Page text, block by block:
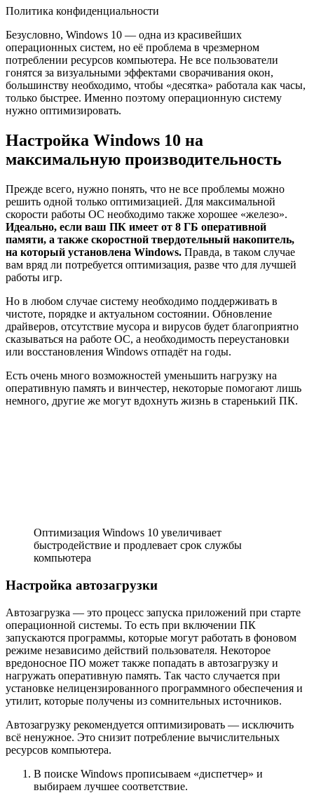
Политика конфиденциальности
Безусловно, Windows 10 — одна из красивейших
операционных систем, но её проблема в чрезмерном
потреблении ресурсов компьютера. Не все пользователи
гонятся за визуальными эффектами сворачивания окон,
большинству необходимо, чтобы «десятка» работала как часы,
только быстрее. Именно поэтому операционную систему
нужно оптимизировать.
Настройка Windows 10 на
максимальную производительность
Прежде всего, нужно понять, что не все проблемы можно
решить одной только оптимизацией. Для максимальной
скорости работы ОС необходимо также хорошее «железо».
Идеально, если ваш ПК имеет от 8 ГБ оперативной
памяти, а также скоростной твердотельный накопитель,
на который установлена Windows. Правда, в таком случае
вам вряд ли потребуется оптимизация, разве что для лучшей
работы игр.
Но в любом случае систему необходимо поддерживать в
чистоте, порядке и актуальном состоянии. Обновление
драйверов, отсутствие мусора и вирусов будет благоприятно
сказываться на работе ОС, а необходимость переустановки
или восстановления Windows отпадёт на годы.
Есть очень много возможностей уменьшить нагрузку на
оперативную память и винчестер, некоторые помогают лишь
немного, другие же могут вдохнуть жизнь в старенький ПК.
Оптимизация Windows 10 увеличивает
быстродействие и продлевает срок службы
компьютера
Настройка автозагрузки
Автозагрузка — это процесс запуска приложений при старте
операционной системы. То есть при включении ПК
запускаются программы, которые могут работать в фоновом
режиме независимо действий пользователя. Некоторое
вредоносное ПО может также попадать в автозагрузку и
нагружать оперативную память. Так часто случается при
установке нелицензированного программного обеспечения и
утилит, которые получены из сомнительных источников.
Автозагрузку рекомендуется оптимизировать — исключить
всё ненужное. Это снизит потребление вычислительных
ресурсов компьютера.
В поиске Windows прописываем «диспетчер» и
выбираем лучшее соответствие.